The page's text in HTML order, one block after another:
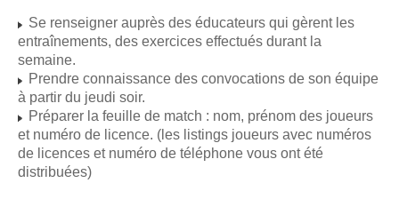
Se renseigner auprès des éducateurs qui gèrent les
entraînements, des exercices effectués durant la
semaine.
Prendre connaissance des convocations de son équipe
à partir du jeudi soir.
Préparer la feuille de match : nom, prénom des joueurs
et numéro de licence. (les listings joueurs avec numéros
de licences et numéro de téléphone vous ont été
distribuées)